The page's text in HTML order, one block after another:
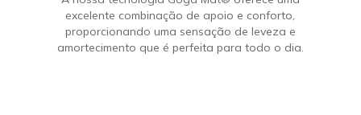
excelente combinação de apoio e conforto,
proporcionando uma sensação de leveza e
amortecimento que é perfeita para todo o dia.